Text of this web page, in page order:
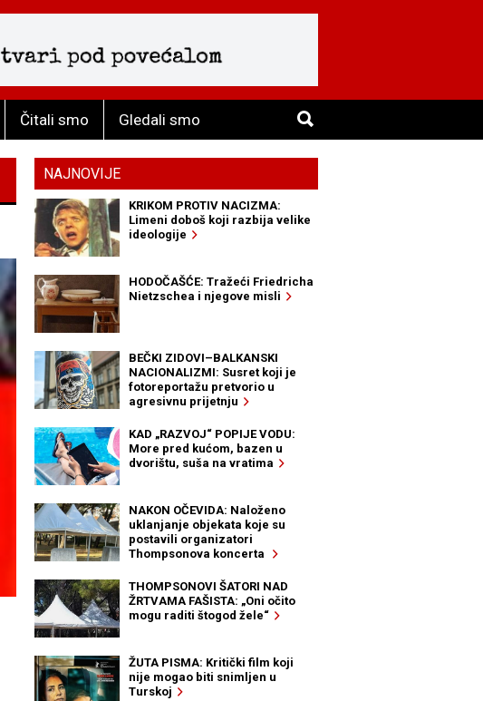
Čitali smo Gledali smo
NAJNOVIJE
KRIKOM PROTIV NACIZMA:
Limeni doboš koji razbija velike
ideologije
HODOČAŠĆE: Tražeći Friedricha
Nietzschea i njegove misli
BEČKI ZIDOVI–BALKANSKI
NACIONALIZMI: Susret koji je
fotoreportažu pretvorio u
agresivnu prijetnju
KAD „RAZVOJ“ POPIJE VODU:
More pred kućom, bazen u
dvorištu, suša na vratima
NAKON OČEVIDA: Naloženo
uklanjanje objekata koje su
postavili organizatori
Thompsonova koncerta
THOMPSONOVI ŠATORI NAD
ŽRTVAMA FAŠISTA: „Oni očito
mogu raditi štogod žele“
ŽUTA PISMA: Kritički film koji
nije mogao biti snimljen u
Turskoj